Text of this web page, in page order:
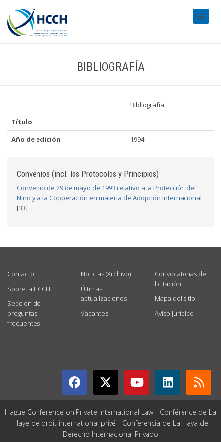
BIBLIOGRAFÍA
Bibliografía
Título
Año de edición
1994
Convenios (incl. los Protocolos y Principios)
Convenio de 29 de mayo de 1993 relativo a la Protección del
Niño y a la Cooperación en materia de Adopción Internacional
[33]
Contacto
Sobre la HCCH
Sección de
preguntas
frecuentes
Noticias (Archivo)
Últimas
actualizaciones
Vacantes
Convocatorias de
licitación
Mapa del sitio
Aviso jurídico
Hague Conference on Private International Law - Conférence de La
Haye de droit international privé - Conferencia de La Haya de
Derecho Internacional Privado